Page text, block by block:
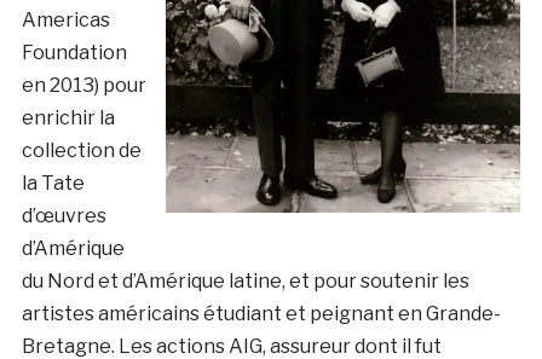
Americas
Foundation
en 2013) pour
enrichir la
collection de
la Tate
d’œuvres
d’Amérique
du Nord et d’Amérique latine, et pour soutenir les
artistes américains étudiant et peignant en Grande-
Bretagne. Les actions AIG, assureur dont il fut